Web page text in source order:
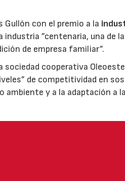
con el premio a la
”centenaria, una de
de empresa familiar”.
sociedad cooperativa
de competitividad en
ambiente y a la adaptación a